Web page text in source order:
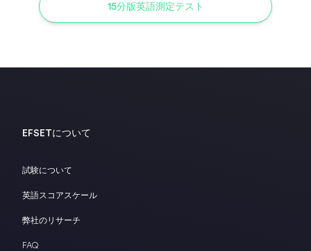
15分版英語測定テスト
EFSETについて
試験について
英語スコアスケール
弊社のリサーチ
FAQ